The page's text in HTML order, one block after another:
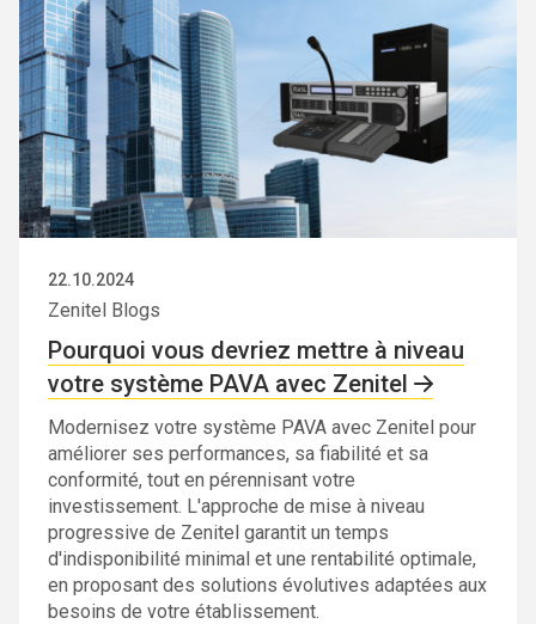
22.10.2024
Zenitel Blogs
Pourquoi vous devriez mettre à niveau
votre système PAVA avec Zenitel
Modernisez votre système PAVA avec Zenitel pour
améliorer ses performances, sa fiabilité et sa
conformité, tout en pérennisant votre
investissement. L'approche de mise à niveau
progressive de Zenitel garantit un temps
d'indisponibilité minimal et une rentabilité optimale,
en proposant des solutions évolutives adaptées aux
besoins de votre établissement.